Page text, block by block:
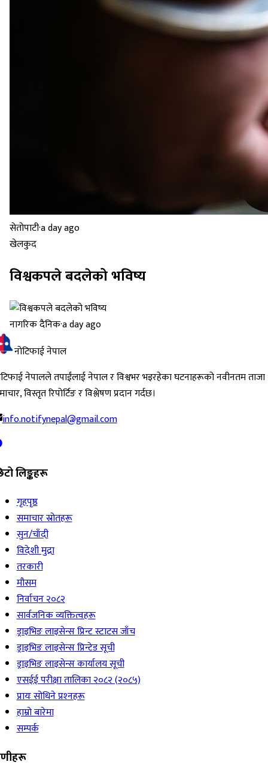
सेतोपाटी·a day ago
खेलकुद
विश्वकपले बदलेको भविष्य
नागरिक दैनिक·a day ago
नोटिफाई नेपाल
नेपालले तपाईंलाई नेपाल र विश्वभर भइरहेका घटनाहरूको नवीनतम ताजा
विस्तृत रिपोर्टिङ र विश्लेषण प्रदान गर्दछ।
info.notifynepal@gmail.com
लिङ्कहरू
गृहपृष्ठ
समाचार स्रोतहरू
सुन/चाँदी
विदेशी मुद्रा
तरकारी
मौसम
निर्वाचन २०८२
सार्वजनिक व्यक्तित्वहरू
ड्राइभिङ लाइसेन्स प्रिन्ट स्टाटस जाँच
ड्राइभिङ लाइसेन्स प्रिन्टेड सूची
ड्राइभिङ लाइसेन्स कार्यालय सूची
एसईई परीक्षा तालिका २०८२ (२०८५)
प्रायः सोधिने प्रश्‍नहरू
हाम्रो बारेमा
सम्पर्क